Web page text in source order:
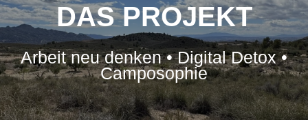
DAS PROJEKT
Arbeit neu denken • Digital Detox •
Camposophie